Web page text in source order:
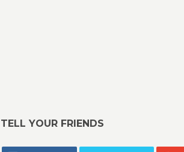
TELL YOUR FRIENDS